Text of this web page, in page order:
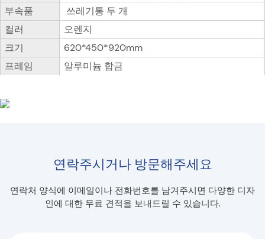
부속품
쓰레기통 두 개
컬러
오렌지
크기
620*450*920mm
프레임
알루미늄 합금
연락주시거나 방문해주세요
연락처 양식에 이메일이나 전화번호를 남겨주시면 다양한 디자
인에 대한 무료 견적을 보내드릴 수 있습니다.